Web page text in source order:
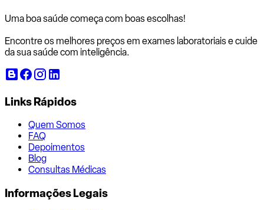
Uma boa saúde começa com boas escolhas!
Encontre os melhores preços em exames laboratoriais e cuide
da sua saúde com inteligência.
Links Rápidos
Quem Somos
FAQ
Depoimentos
Blog
Consultas Médicas
Informações Legais